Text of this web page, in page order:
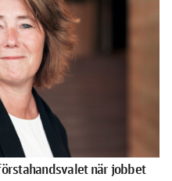
när jobbet